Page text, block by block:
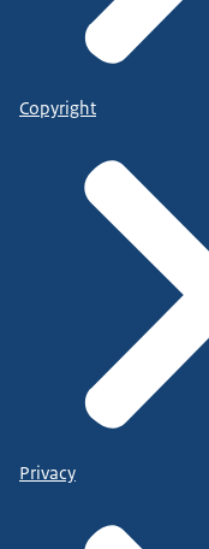
Copyright
Privacy